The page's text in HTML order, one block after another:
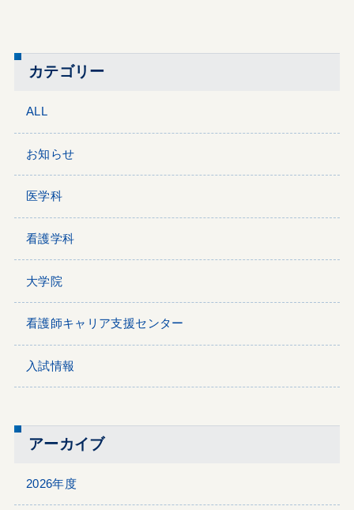
カテゴリー
ALL
お知らせ
医学科
看護学科
大学院
看護師キャリア支援センター
入試情報
アーカイブ
2026年度